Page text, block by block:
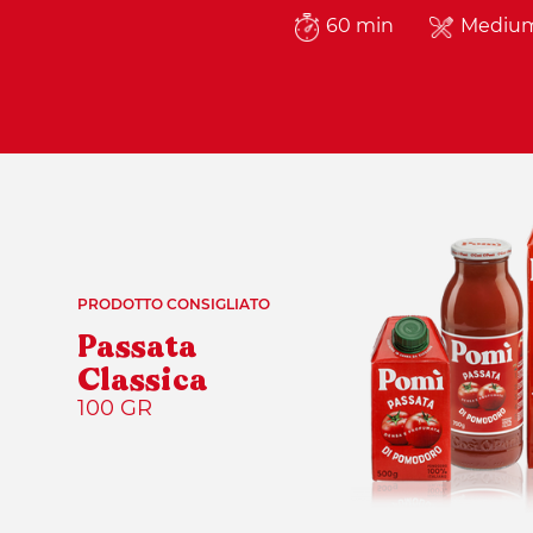
60 min
PRODOTTO CONSIGLIATO
Passata
Classica
100 GR